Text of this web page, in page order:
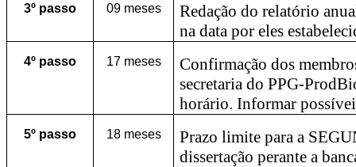
3º passo 09 meses
Redação do relatório
na data por eles
4º passo 17 meses
Confirmação dos
secretaria do PPG-
horário. Informar
5º passo 18 meses
Prazo limite para a
dissertação perante a